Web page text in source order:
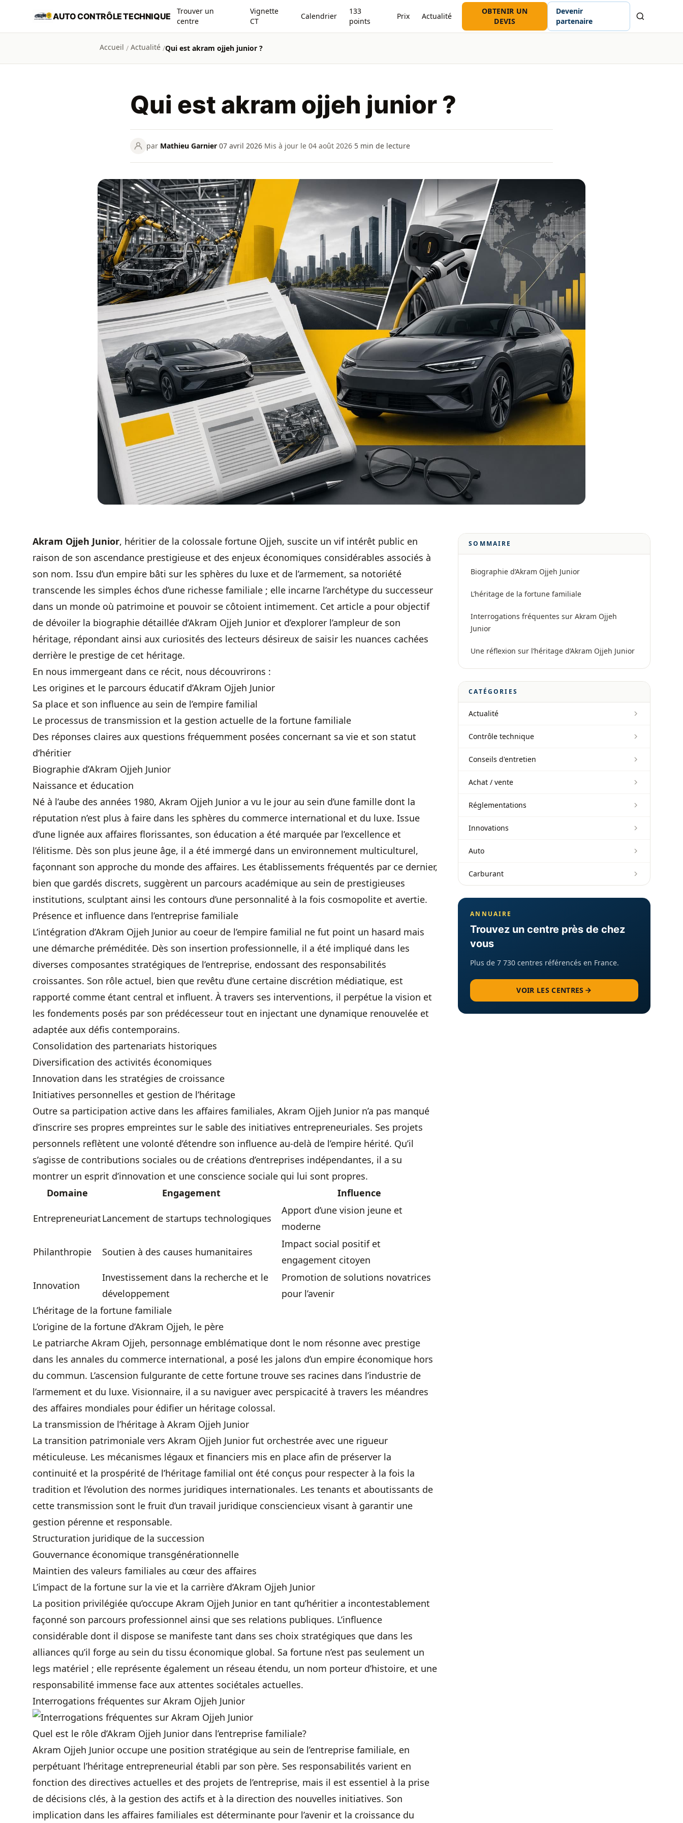
Aller au contenu principal
AUTO CONTRÔLE TECHNIQUE
Trouver un
centre
Vignette
CT
Calendrier
133
points
Prix Actualité
OBTENIR UN
DEVIS
Devenir
partenaire
Accueil / Actualité /Qui est akram ojjeh junior ?
Qui est akram ojjeh junior ?
par Mathieu Garnier·07 avril 2026·Mis à jour le 04 août 2026·5 min de lecture
Akram Ojjeh Junior, héritier de la colossale fortune Ojjeh, suscite un vif intérêt public en
raison de son ascendance prestigieuse et des enjeux économiques considérables associés à
son nom. Issu d’un empire bâti sur les sphères du luxe et de l’armement, sa notoriété
transcende les simples échos d’une richesse familiale ; elle incarne l’archétype du successeur
dans un monde où patrimoine et pouvoir se côtoient intimement. Cet article a pour objectif
de dévoiler la biographie détaillée d’Akram Ojjeh Junior et d’explorer l’ampleur de son
héritage, répondant ainsi aux curiosités des lecteurs désireux de saisir les nuances cachées
derrière le prestige de cet héritage.
En nous immergeant dans ce récit, nous découvrirons :
Les origines et le parcours éducatif d’Akram Ojjeh Junior
Sa place et son influence au sein de l’empire familial
Le processus de transmission et la gestion actuelle de la fortune familiale
Des réponses claires aux questions fréquemment posées concernant sa vie et son statut
d’héritier
Biographie d’Akram Ojjeh Junior
Naissance et éducation
Né à l’aube des années 1980, Akram Ojjeh Junior a vu le jour au sein d’une famille dont la
réputation n’est plus à faire dans les sphères du commerce international et du luxe. Issue
d’une lignée aux affaires florissantes, son éducation a été marquée par l’excellence et
l’élitisme. Dès son plus jeune âge, il a été immergé dans un environnement multiculturel,
façonnant son approche du monde des affaires. Les établissements fréquentés par ce dernier,
bien que gardés discrets, suggèrent un parcours académique au sein de prestigieuses
institutions, sculptant ainsi les contours d’une personnalité à la fois cosmopolite et avertie.
Présence et influence dans l’entreprise familiale
L’intégration d’Akram Ojjeh Junior au coeur de l’empire familial ne fut point un hasard mais
une démarche préméditée. Dès son insertion professionnelle, il a été impliqué dans les
diverses composantes stratégiques de l’entreprise, endossant des responsabilités
croissantes. Son rôle actuel, bien que revêtu d’une certaine discrétion médiatique, est
rapporté comme étant central et influent. À travers ses interventions, il perpétue la vision et
les fondements posés par son prédécesseur tout en injectant une dynamique renouvelée et
adaptée aux défis contemporains.
Consolidation des partenariats historiques
Diversification des activités économiques
Innovation dans les stratégies de croissance
Initiatives personnelles et gestion de l’héritage
Outre sa participation active dans les affaires familiales, Akram Ojjeh Junior n’a pas manqué
d’inscrire ses propres empreintes sur le sable des initiatives entrepreneuriales. Ses projets
personnels reflètent une volonté d’étendre son influence au-delà de l’empire hérité. Qu’il
s’agisse de contributions sociales ou de créations d’entreprises indépendantes, il a su
montrer un esprit d’innovation et une conscience sociale qui lui sont propres.
Domaine
Engagement Influence
EntrepreneuriatLancement de startups technologiques
Apport d’une vision jeune et
moderne
Philanthropie Soutien à des causes humanitaires
Impact social positif et
engagement citoyen
Innovation
Investissement dans la recherche et le
développement
Promotion de solutions novatrices
pour l’avenir
L’héritage de la fortune familiale
L’origine de la fortune d’Akram Ojjeh, le père
Le patriarche Akram Ojjeh, personnage emblématique dont le nom résonne avec prestige
dans les annales du commerce international, a posé les jalons d’un empire économique hors
du commun. L’ascension fulgurante de cette fortune trouve ses racines dans l’industrie de
l’armement et du luxe. Visionnaire, il a su naviguer avec perspicacité à travers les méandres
des affaires mondiales pour édifier un héritage colossal.
La transmission de l’héritage à Akram Ojjeh Junior
La transition patrimoniale vers Akram Ojjeh Junior fut orchestrée avec une rigueur
méticuleuse. Les mécanismes légaux et financiers mis en place afin de préserver la
continuité et la prospérité de l’héritage familial ont été conçus pour respecter à la fois la
tradition et l’évolution des normes juridiques internationales. Les tenants et aboutissants de
cette transmission sont le fruit d’un travail juridique consciencieux visant à garantir une
gestion pérenne et responsable.
Structuration juridique de la succession
Gouvernance économique transgénérationnelle
Maintien des valeurs familiales au cœur des affaires
L’impact de la fortune sur la vie et la carrière d’Akram Ojjeh Junior
La position privilégiée qu’occupe Akram Ojjeh Junior en tant qu’héritier a incontestablement
façonné son parcours professionnel ainsi que ses relations publiques. L’influence
considérable dont il dispose se manifeste tant dans ses choix stratégiques que dans les
alliances qu’il forge au sein du tissu économique global. Sa fortune n’est pas seulement un
legs matériel ; elle représente également un réseau étendu, un nom porteur d’histoire, et une
responsabilité immense face aux attentes sociétales actuelles.
Interrogations fréquentes sur Akram Ojjeh Junior
Quel est le rôle d’Akram Ojjeh Junior dans l’entreprise familiale?
Akram Ojjeh Junior occupe une position stratégique au sein de l’entreprise familiale, en
perpétuant l’héritage entrepreneurial établi par son père. Ses responsabilités varient en
fonction des directives actuelles et des projets de l’entreprise, mais il est essentiel à la prise
de décisions clés, à la gestion des actifs et à la direction des nouvelles initiatives. Son
implication dans les affaires familiales est déterminante pour l’avenir et la croissance du
SOMMAIRE
Biographie d’Akram Ojjeh Junior
L’héritage de la fortune familiale
Interrogations fréquentes sur Akram Ojjeh
Junior
Une réflexion sur l’héritage d’Akram Ojjeh Junior
CATÉGORIES
Actualité
Contrôle technique
Conseils d'entretien
Achat / vente
Réglementations
Innovations
Auto
Carburant
ANNUAIRE
Trouvez un centre près de chez
vous
Plus de 7 730 centres référencés en France.
VOIR LES CENTRES